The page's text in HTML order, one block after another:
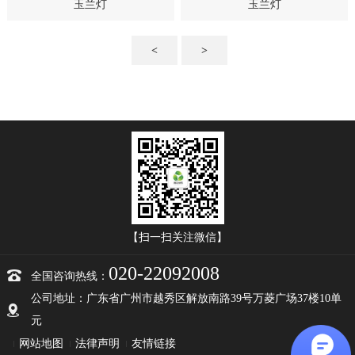
玉兰灯 玉兰灯
< >
【扫一扫关注微信】
全国咨询热线： 020-22092008
公司地址：广东省广州市越秀区解放南路39号万菱广场37楼10单
元
网站地图
法律声明 友情链接